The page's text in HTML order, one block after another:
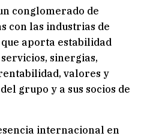
conglomerado de
con las industrias de
aporta estabilidad
sinergias,
valores y
grupo y a sus socios de
internacional en